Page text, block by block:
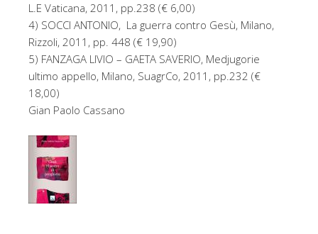
L.E Vaticana, 2011, pp.238 (€ 6,00)
4) SOCCI ANTONIO, La guerra contro Gesù, Milano,
Rizzoli, 2011, pp. 448 (€ 19,90)
5) FANZAGA LIVIO – GAETA SAVERIO, Medjugorie
ultimo appello, Milano, SuagrCo, 2011, pp.232 (€
18,00)
Gian Paolo Cassano